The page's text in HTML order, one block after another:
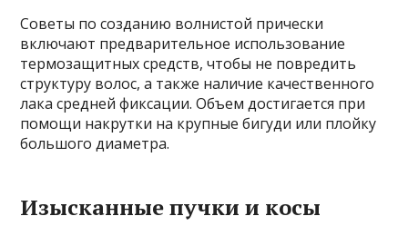
Советы по созданию волнистой прически
включают предварительное использование
термозащитных средств, чтобы не повредить
структуру волос, а также наличие качественного
лака средней фиксации. Объем достигается при
помощи накрутки на крупные бигуди или плойку
большого диаметра.
Изысканные пучки и косы